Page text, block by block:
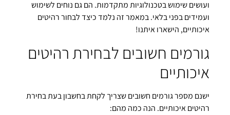
ועושים שימוש בטכנולוגיות מתקדמות. הם גם נוחים לשימוש
ועמידים בפני בלאי. במאמר זה נלמד כיצד לבחור רהיטים
איכותיים, הישארו איתנו!
גורמים חשובים לבחירת רהיטים
איכותיים
ישנם מספר גורמים חשובים שצריך לקחת בחשבון בעת בחירת
רהיטים איכותיים. הנה כמה מהם: